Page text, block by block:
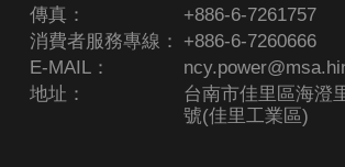
傳真：
+886-6-7261757
消費者服務專線：
+886-6-7260666
E-MAIL：
地址：
台南市佳里區海澄
號(佳里工業區)